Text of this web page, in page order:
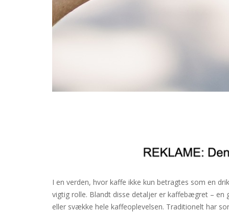
I en verden, hvor kaffe ikke kun betragtes som en
vigtig rolle. Blandt disse detaljer er kaffebægret –
eller svække hele kaffeoplevelsen. Traditionelt har